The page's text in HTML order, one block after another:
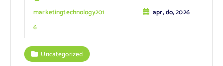
marketingtechnology201
6
apr, do, 2026
Uncategorized